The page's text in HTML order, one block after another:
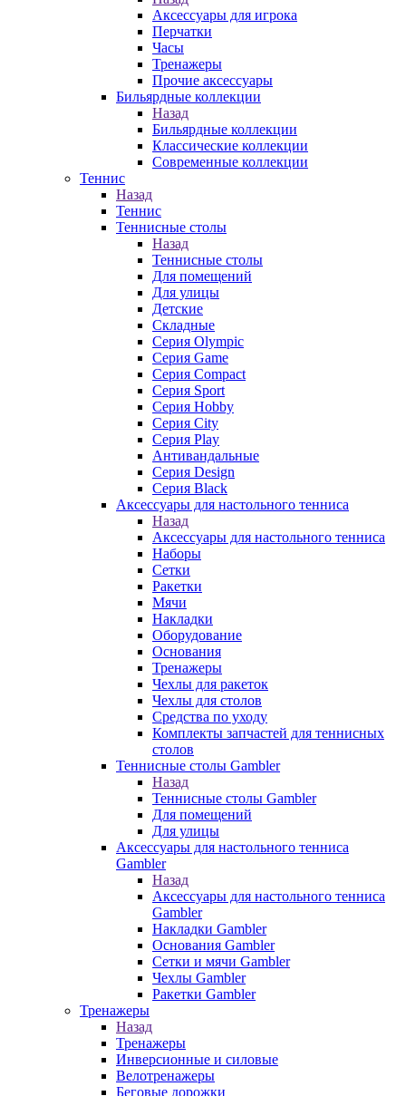
Аксессуары для игрока
Перчатки
Часы
Тренажеры
Прочие аксессуары
Бильярдные коллекции
Назад
Бильярдные коллекции
Классические коллекции
Современные коллекции
Теннис
Назад
Теннис
Теннисные столы
Назад
Теннисные столы
Для помещений
Для улицы
Детские
Складные
Серия Olympic
Серия Game
Серия Compact
Серия Sport
Серия Hobby
Серия City
Серия Play
Антивандальные
Серия Design
Серия Black
Аксессуары для настольного тенниса
Назад
Аксессуары для настольного тенниса
Наборы
Сетки
Ракетки
Мячи
Накладки
Оборудование
Основания
Тренажеры
Чехлы для ракеток
Чехлы для столов
Средства по уходу
Комплекты запчастей для теннисных
столов
Теннисные столы Gambler
Назад
Теннисные столы Gambler
Для помещений
Для улицы
Аксессуары для настольного тенниса
Gambler
Назад
Аксессуары для настольного тенниса
Gambler
Накладки Gambler
Основания Gambler
Сетки и мячи Gambler
Чехлы Gambler
Ракетки Gambler
Тренажеры
Назад
Тренажеры
Инверсионные и силовые
Велотренажеры
Беговые дорожки